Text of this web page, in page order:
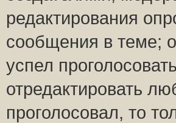
редактирования
сообщения в теме;
успел
отредактировать
проголосовал, то